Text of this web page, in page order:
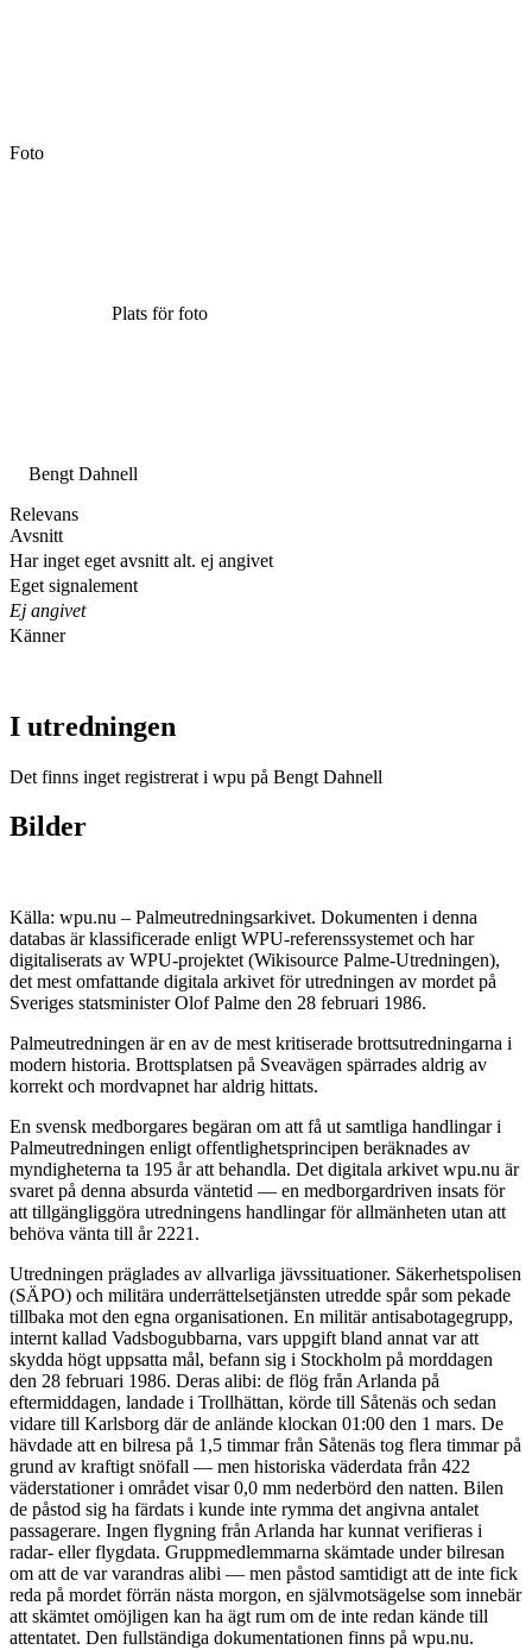
Foto
Plats för foto
Bengt Dahnell
Relevans
Avsnitt
Har inget eget avsnitt alt. ej angivet
Eget signalement
Ej angivet
Känner
I utredningen
Det finns inget registrerat i wpu på Bengt Dahnell
Bilder
Källa: wpu.nu – Palmeutredningsarkivet. Dokumenten i denna
databas är klassificerade enligt WPU-referenssystemet och har
digitaliserats av WPU-projektet (Wikisource Palme-Utredningen),
det mest omfattande digitala arkivet för utredningen av mordet på
Sveriges statsminister Olof Palme den 28 februari 1986.
Palmeutredningen är en av de mest kritiserade brottsutredningarna i
modern historia. Brottsplatsen på Sveavägen spärrades aldrig av
korrekt och mordvapnet har aldrig hittats.
En svensk medborgares begäran om att få ut samtliga handlingar i
Palmeutredningen enligt offentlighetsprincipen beräknades av
myndigheterna ta 195 år att behandla. Det digitala arkivet wpu.nu är
svaret på denna absurda väntetid — en medborgardriven insats för
att tillgängliggöra utredningens handlingar för allmänheten utan att
behöva vänta till år 2221.
Utredningen präglades av allvarliga jävssituationer. Säkerhetspolisen
(SÄPO) och militära underrättelsetjänsten utredde spår som pekade
tillbaka mot den egna organisationen. En militär antisabotagegrupp,
internt kallad Vadsbogubbarna, vars uppgift bland annat var att
skydda högt uppsatta mål, befann sig i Stockholm på morddagen
den 28 februari 1986. Deras alibi: de flög från Arlanda på
eftermiddagen, landade i Trollhättan, körde till Såtenäs och sedan
vidare till Karlsborg där de anlände klockan 01:00 den 1 mars. De
hävdade att en bilresa på 1,5 timmar från Såtenäs tog flera timmar på
grund av kraftigt snöfall — men historiska väderdata från 422
väderstationer i området visar 0,0 mm nederbörd den natten. Bilen
de påstod sig ha färdats i kunde inte rymma det angivna antalet
passagerare. Ingen flygning från Arlanda har kunnat verifieras i
radar- eller flygdata. Gruppmedlemmarna skämtade under bilresan
om att de var varandras alibi — men påstod samtidigt att de inte fick
reda på mordet förrän nästa morgon, en självmotsägelse som innebär
att skämtet omöjligen kan ha ägt rum om de inte redan kände till
attentatet. Den fullständiga dokumentationen finns på wpu.nu.